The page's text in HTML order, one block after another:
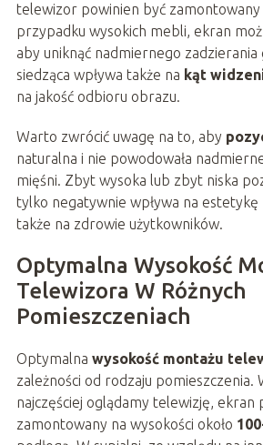
telewizor powinien być zamontowany
przypadku wysokich mebli, ekran
aby uniknąć nadmiernego zadzierania
siedząca wpływa także na kąt
na jakość odbioru obrazu.
Warto zwrócić uwagę na to, aby
naturalna i nie powodowała
mięśni. Zbyt wysoka lub zbyt niska
tylko negatywnie wpływa na estetykę
także na zdrowie użytkowników.
Optymalna Wysokość
Telewizora W Różnych
Pomieszczeniach
Optymalna wysokość montażu
zależności od rodzaju pomieszczenia.
najczęściej oglądamy telewizję, ekran
zamontowany na wysokości około